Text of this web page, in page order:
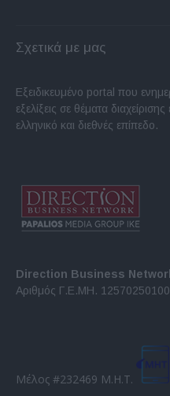
Σχετικά με μας
Εξειδικευμένο portal που
εξελίξεις σε θέματα
ελληνικό και διεθνές επίπεδο.
Direction Business
Αριθμός Γ.Ε.ΜΗ.
Μέλος #232469 Μ.Η.Τ.